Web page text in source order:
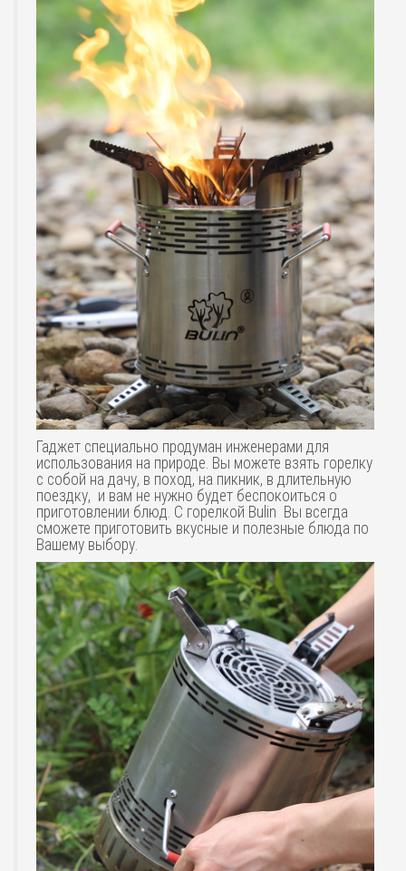
Гаджет специально продуман инженерами для
использования на природе. Вы можете взять горелку
с собой на дачу, в поход, на пикник, в длительную
поездку, и вам не нужно будет беспокоиться о
приготовлении блюд. С горелкой Bulin Вы всегда
сможете приготовить вкусные и полезные блюда по
Вашему выбору.